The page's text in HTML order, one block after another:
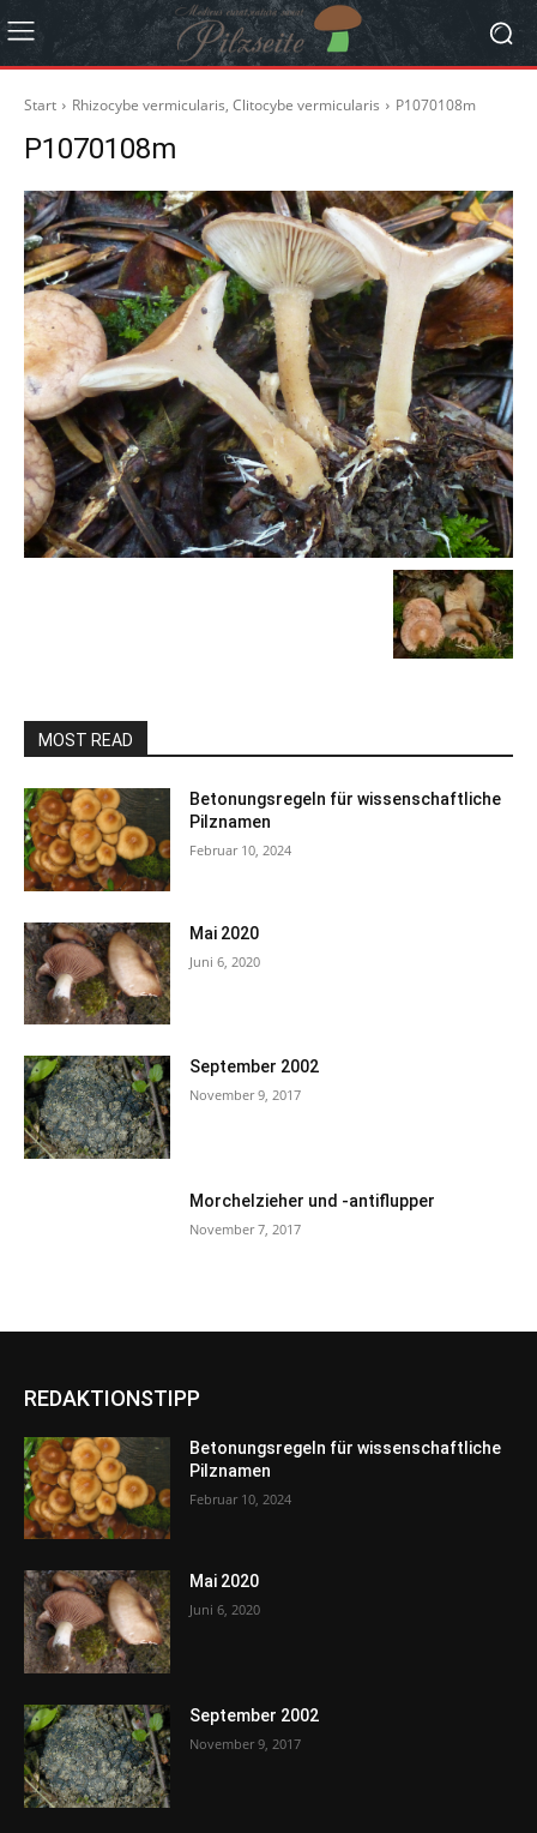
Start Rhizocybe vermicularis, Clitocybe vermicularis P1070108m
P1070108m
MOST READ
Betonungsregeln für wissenschaftliche
Pilznamen
Februar 10, 2024
Mai 2020
Juni 6, 2020
September 2002
November 9, 2017
Morchelzieher und -antiflupper
November 7, 2017
REDAKTIONSTIPP
Betonungsregeln für wissenschaftliche
Pilznamen
Februar 10, 2024
Mai 2020
Juni 6, 2020
September 2002
November 9, 2017